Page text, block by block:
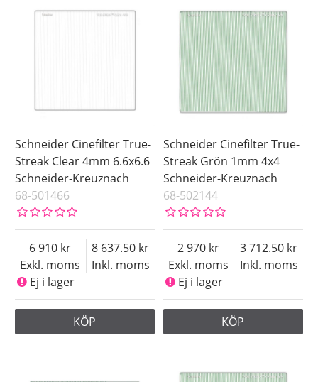
Schneider Cinefilter True-
Streak Clear 4mm 6.6x6.6
Schneider-Kreuznach
68-501466
Exkl. moms
6 910
Inkl. moms
8 637.50
Ej i lager
KÖP
Schneider Cinefilter True-
Streak Grön 1mm 4x4
Schneider-Kreuznach
68-502144
Exkl. moms
2 970
Inkl. moms
3 712.50
Ej i lager
KÖP